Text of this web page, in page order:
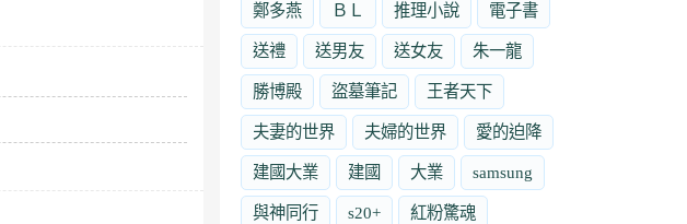
鄭多燕 ＢＬ 推理小說 電子書
送禮 送男友 送女友 朱一龍
勝博殿 盜墓筆記 王者天下
夫妻的世界 夫婦的世界 愛的迫降
建國大業 建國 大業 samsung
與神同行 s20+ 紅粉驚魂